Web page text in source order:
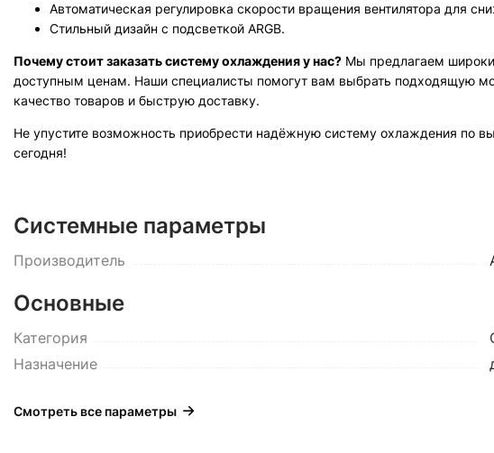
Автоматическая регулировка скорости вращения вентилятора для
Стильный дизайн с подсветкой ARGB.
Почему стоит заказать систему охлаждения у нас? Мы предлагаем
доступным ценам. Наши специалисты помогут вам выбрать подходящую
качество товаров и быструю доставку.
Не упустите возможность приобрести надёжную систему охлаждения по
сегодня!
Системные параметры
Производитель
Основные
Категория
Назначение
Смотреть все параметры